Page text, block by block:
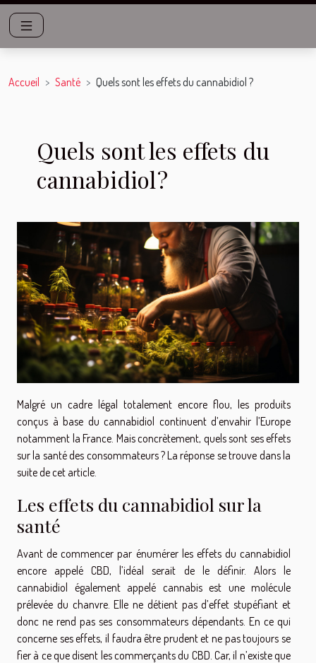
Accueil Santé Quels sont les effets du cannabidiol ?
Quels sont les effets du
cannabidiol ?
Malgré un cadre légal totalement encore flou, les produits
conçus à base du cannabidiol continuent d’envahir l’Europe
notamment la France. Mais concrètement, quels sont ses effets
sur la santé des consommateurs ? La réponse se trouve dans la
suite de cet article.
Les effets du cannabidiol sur la
santé
Avant de commencer par énumérer les effets du cannabidiol
encore appelé CBD, l’idéal serait de le définir. Alors le
cannabidiol également appelé cannabis est une molécule
prélevée du chanvre. Elle ne détient pas d’effet stupéfiant et
donc ne rend pas ses consommateurs dépendants. En ce qui
concerne ses effets, il faudra être prudent et ne pas toujours se
fier à ce que disent les commerçants du CBD. Car, il n’existe que